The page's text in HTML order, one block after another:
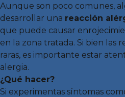
Aunque son poco comunes,
desarrollar una reacción
que puede causar
en la zona tratada. Si bien las
raras, es importante estar
alergia.
¿Qué hacer?
Si experimentas síntomas